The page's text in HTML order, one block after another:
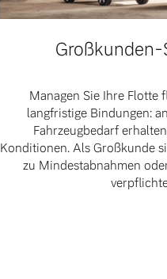
Großkunden-
Managen Sie Ihre Flotte
langfristige Bindungen:
Fahrzeugbedarf
Konditionen. Als Großkunde
zu Mindestabnahmen